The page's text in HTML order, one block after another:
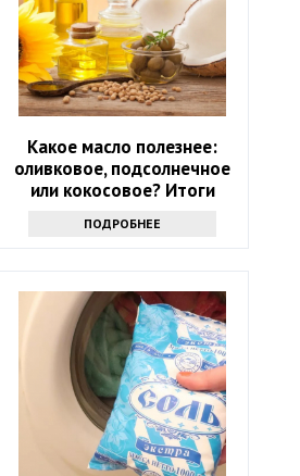
Какое масло полезнее:
оливковое, подсолнечное
или кокосовое? Итоги
ПОДРОБНЕЕ